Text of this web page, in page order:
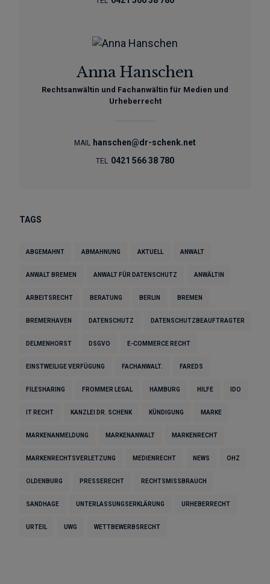
Anna Hanschen
Rechtsanwältin und Fachanwältin für Medien und
Urheberrecht
MAIL hanschen@dr-schenk.net
TEL 0421 566 38 780
TAGS
ABGEMAHNT ABMAHNUNG AKTUELL ANWALT
ANWALT BREMEN ANWALT FÜR DATENSCHUTZ ANWÄLTIN
ARBEITSRECHT BERATUNG BERLIN BREMEN
BREMERHAVEN DATENSCHUTZ DATENSCHUTZBEAUFTRAGTER
DELMENHORST DSGVO E-COMMERCE RECHT
EINSTWEILIGE VERFÜGUNG FACHANWALT. FAREDS
FILESHARING FROMMER LEGAL HAMBURG HILFE IDO
IT RECHT KANZLEI DR. SCHENK KÜNDIGUNG MARKE
MARKENANMELDUNG MARKENANWALT MARKENRECHT
MARKENRECHTSVERLETZUNG MEDIENRECHT NEWS OHZ
OLDENBURG PRESSERECHT RECHTSMISSBRAUCH
SANDHAGE UNTERLASSUNGSERKLÄRUNG URHEBERRECHT
URTEIL UWG WETTBEWERBSRECHT